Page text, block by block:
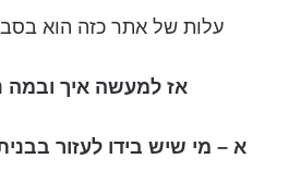
עלות של אתר כזה הוא בסביבות
אז למעשה איך ובמה
א – מי שיש בידו לעזור